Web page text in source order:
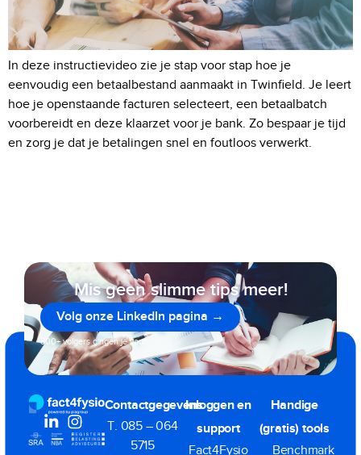
In deze instructievideo zie je stap voor stap hoe je
eenvoudig een betaalbestand aanmaakt in Twinfield. Je leert
hoe je openstaande facturen selecteert, een betaalbatch
voorbereidt en deze klaarzet voor je bank. Zo bespaar je tijd
en zorg je dat je betalingen snel en foutloos verwerkt.
Mis geen slimme tips meer!
Volg onze LinkedIn pagina →
800+ volgers gingen je voor
Contactgegevens
T. 085 – 064
5715
Inloggen en
support
Fact4Fysio
Handige
(gratis) tools
Benchmark